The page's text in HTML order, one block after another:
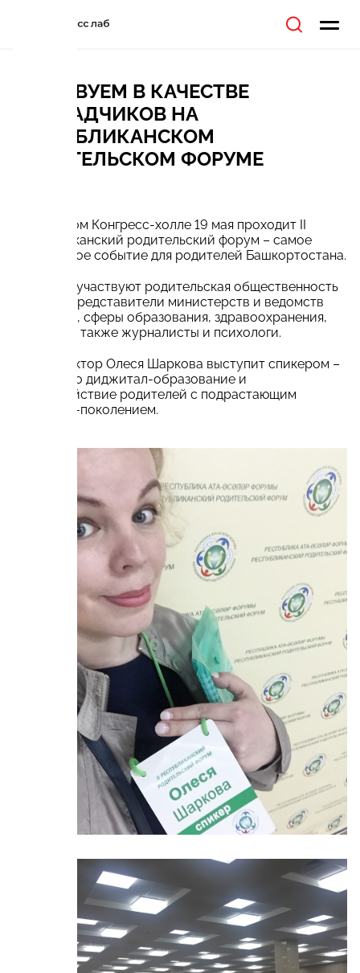
УЧАСТВУЕМ В КАЧЕСТВЕ
ДОКЛАДЧИКОВ НА
РЕСПУБЛИКАНСКОМ
РОДИТЕЛЬСКОМ ФОРУМЕ
В уфимском Конгресс-холле 19 мая проходит II
Республиканский родительский форум – самое
масштабное событие для родителей Башкортостана.
В форуме участвуют родительская общественность
региона, представители министерств и ведомств
Башкирии, сферы образования, здравоохранения,
бизнеса, а также журналисты и психологи.
Наш директор Олеся Шаркова выступит спикером –
доклад про диджитал-образование и
взаимодействие родителей с подрастающим
диджитал-поколением.